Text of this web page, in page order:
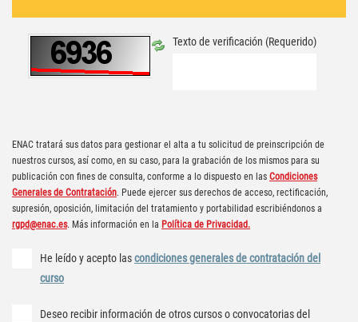
Texto de verificación (Requerido)
ENAC tratará sus datos para gestionar el alta a tu solicitud de preinscripción de
nuestros cursos, así como, en su caso, para la grabación de los mismos para su
publicación con fines de consulta, conforme a lo dispuesto en las Condiciones
Generales de Contratación. Puede ejercer sus derechos de acceso, rectificación,
supresión, oposición, limitación del tratamiento y portabilidad escribiéndonos a
rgpd@enac.es. Más información en la Política de Privacidad.
He leído y acepto lascondiciones generales de contratación del
curso
Deseo recibir información de otros cursos o convocatorias del